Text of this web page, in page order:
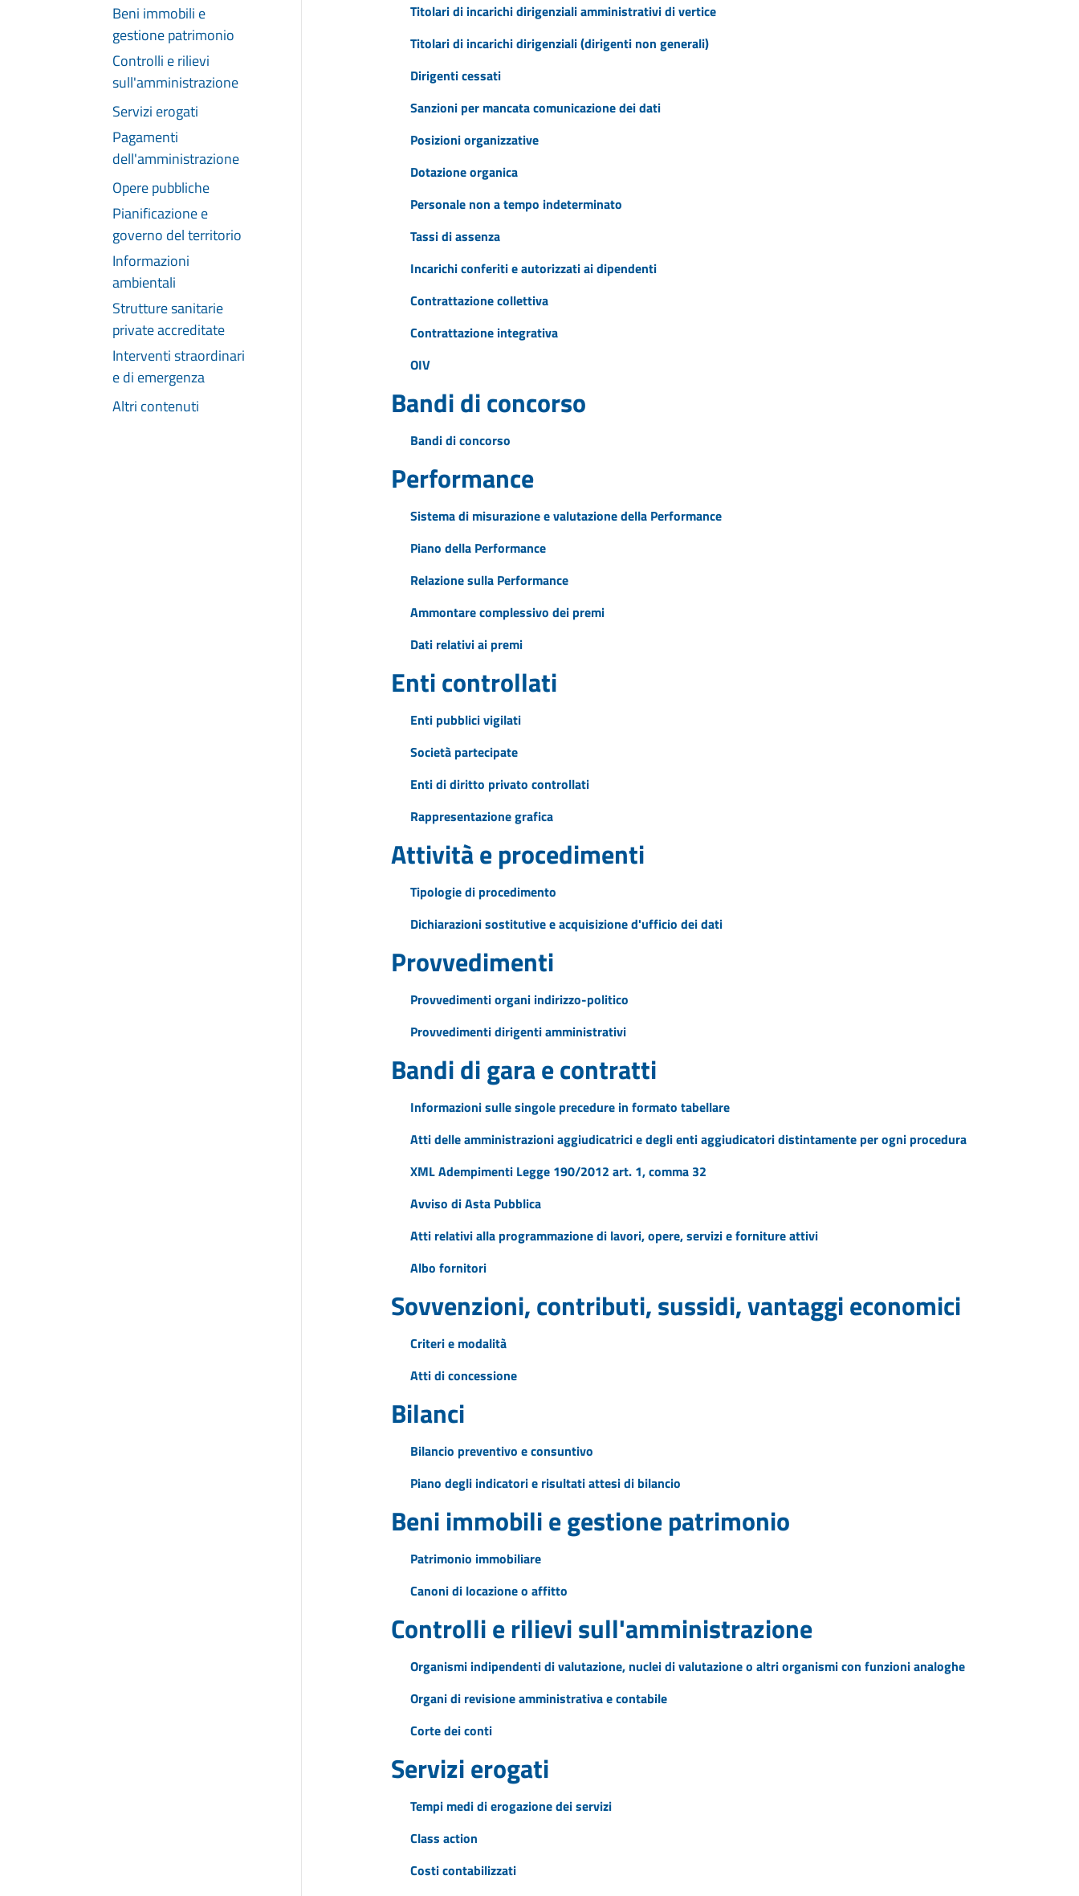
Beni immobili e
gestione patrimonio
Controlli e rilievi
sull'amministrazione
Servizi erogati
Pagamenti
dell'amministrazione
Opere pubbliche
Pianificazione e
governo del territorio
Informazioni
ambientali
Strutture sanitarie
private accreditate
Interventi straordinari
e di emergenza
Altri contenuti
Titolari di incarichi dirigenziali amministrativi di vertice
Titolari di incarichi dirigenziali (dirigenti non generali)
Dirigenti cessati
Sanzioni per mancata comunicazione dei dati
Posizioni organizzative
Dotazione organica
Personale non a tempo indeterminato
Tassi di assenza
Incarichi conferiti e autorizzati ai dipendenti
Contrattazione collettiva
Contrattazione integrativa
OIV
Bandi di concorso
Bandi di concorso
Performance
Sistema di misurazione e valutazione della Performance
Piano della Performance
Relazione sulla Performance
Ammontare complessivo dei premi
Dati relativi ai premi
Enti controllati
Enti pubblici vigilati
Società partecipate
Enti di diritto privato controllati
Rappresentazione grafica
Attività e procedimenti
Tipologie di procedimento
Dichiarazioni sostitutive e acquisizione d'ufficio dei dati
Provvedimenti
Provvedimenti organi indirizzo-politico
Provvedimenti dirigenti amministrativi
Bandi di gara e contratti
Informazioni sulle singole precedure in formato tabellare
Atti delle amministrazioni aggiudicatrici e degli enti aggiudicatori distintamente per ogni procedura
XML Adempimenti Legge 190/2012 art. 1, comma 32
Avviso di Asta Pubblica
Atti relativi alla programmazione di lavori, opere, servizi e forniture attivi
Albo fornitori
Sovvenzioni, contributi, sussidi, vantaggi economici
Criteri e modalità
Atti di concessione
Bilanci
Bilancio preventivo e consuntivo
Piano degli indicatori e risultati attesi di bilancio
Beni immobili e gestione patrimonio
Patrimonio immobiliare
Canoni di locazione o affitto
Controlli e rilievi sull'amministrazione
Organismi indipendenti di valutazione, nuclei di valutazione o altri organismi con funzioni analoghe
Organi di revisione amministrativa e contabile
Corte dei conti
Servizi erogati
Tempi medi di erogazione dei servizi
Class action
Costi contabilizzati